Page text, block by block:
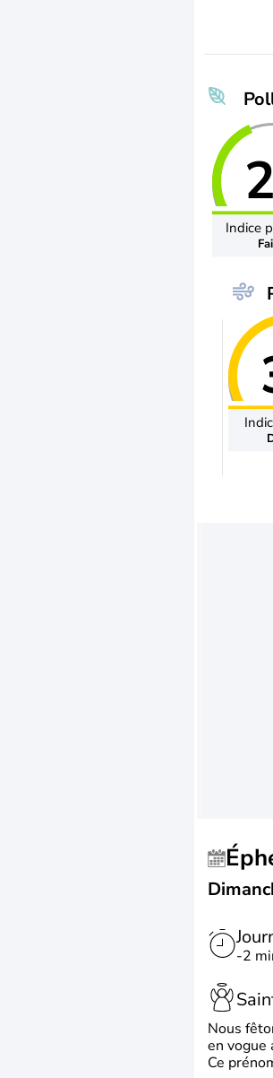
2
Indice
-2
Nous
en vogue
Ce